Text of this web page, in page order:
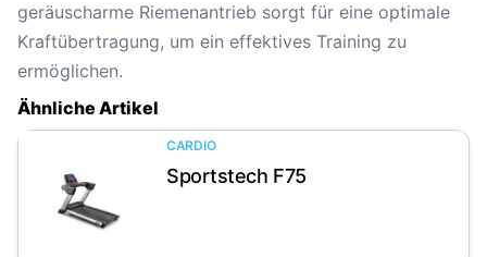
geräuscharme Riemenantrieb sorgt für eine optimale
Kraftübertragung, um ein effektives Training zu
ermöglichen.
Ähnliche Artikel
Artikel anzeigen
CARDIO
Sportstech F75